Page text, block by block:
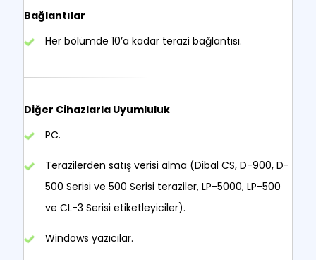
Bağlantılar
Her bölümde 10’a kadar terazi bağlantısı.
Diğer Cihazlarla Uyumluluk
PC.
Terazilerden satış verisi alma (Dibal CS, D-900, D-
500 Serisi ve 500 Serisi teraziler, LP-5000, LP-500
ve CL-3 Serisi etiketleyiciler).
Windows yazıcılar.